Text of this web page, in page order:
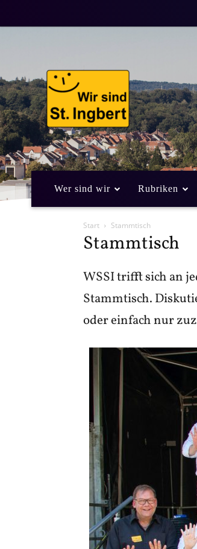
Wer sind wir Rubriken
Start Stammtisch
Stammtisch
WSSI trifft sich an
Stammtisch.
oder einfach nur